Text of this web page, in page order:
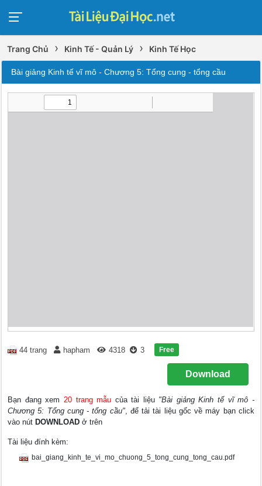
Trang Chủ › Kinh Tế - Quản Lý › Kinh Tế Học
Bài giảng Kinh tế vĩ mô - Chương 5: Tổng cung - tổng cầu
44 trang hapham 4318 3 Free
Download
Bạn đang xem 20 trang mẫu của tài liệu "Bài giảng Kinh tế vĩ mô -
Chương 5: Tổng cung - tổng cầu", để tải tài liệu gốc về máy bạn click
vào nút DOWNLOAD ở trên
Tài liệu đính kèm:
bai_giang_kinh_te_vi_mo_chuong_5_tong_cung_tong_cau.pdf